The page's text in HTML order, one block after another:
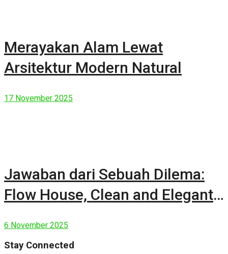
Merayakan Alam Lewat
Arsitektur Modern Natural
17 November 2025
Jawaban dari Sebuah Dilema:
Flow House, Clean and Elegant
6 November 2025
Stay Connected